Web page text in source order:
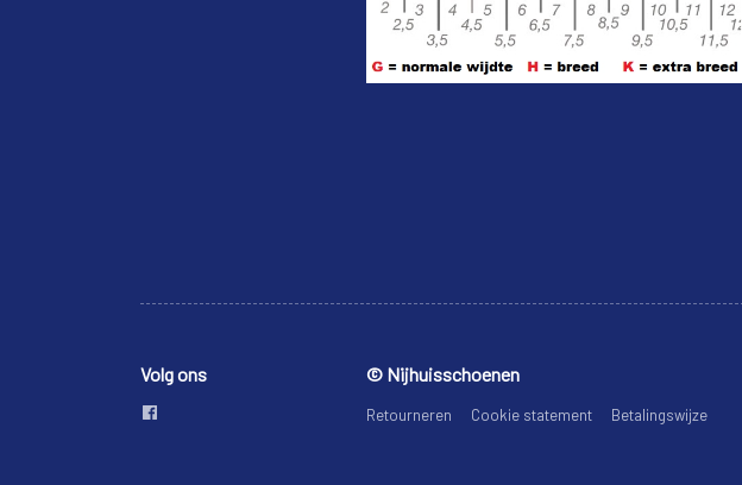
Volg ons © Nijhuisschoenen
Retourneren Cookie statement Betalingswijze